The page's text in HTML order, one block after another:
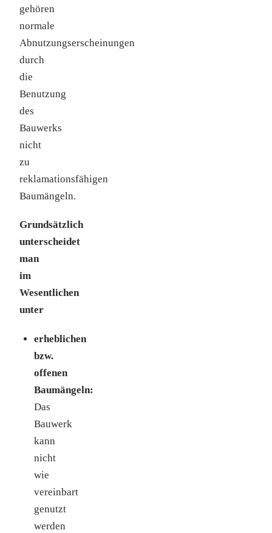
gehören
normale
Abnutzungserscheinungen
durch
die
Benutzung
des
Bauwerks
nicht
zu
reklamationsfähigen
Baumängeln.
Grundsätzlich
unterscheidet
man
im
Wesentlichen
unter
erheblichen
bzw.
offenen
Baumängeln:
Das
Bauwerk
kann
nicht
wie
vereinbart
genutzt
werden